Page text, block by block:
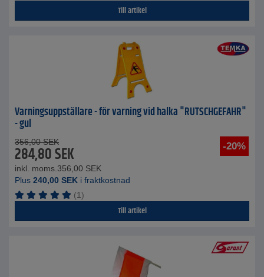
Till artikel
Varningsuppställare - för varning vid halka "RUTSCHGEFAHR"
- gul
-20%
356,00 SEK
284,80SEK
inkl. moms. 356,00 SEK
Plus 240,00 SEK i fraktkostnad
(1)
Till artikel